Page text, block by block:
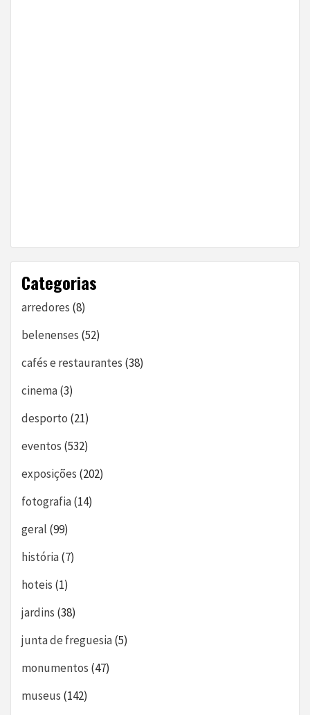
Categorias
arredores (8)
belenenses (52)
cafés e restaurantes (38)
cinema(3)
desporto (21)
eventos (532)
exposições (202)
fotografia(14)
geral (99)
história(7)
hoteis (1)
jardins (38)
junta de freguesia(5)
monumentos (47)
museus (142)